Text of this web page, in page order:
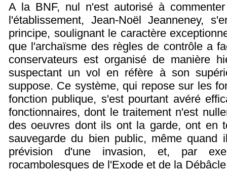
A la BNF, nul n'est autorisé à
l'établissement, Jean-Noël Jeanneney,
principe, soulignant le caractère
que l'archaïsme des règles de contrôle a
conservateurs est organisé de manière
suspectant un vol en réfère à son
suppose. Ce système, qui repose sur les
fonction publique, s'est pourtant avéré
fonctionnaires, dont le traitement n'est
des oeuvres dont ils ont la garde, ont en
sauvegarde du bien public, même quand
prévision d'une invasion, et, par
rocambolesques de l'Exode et de la